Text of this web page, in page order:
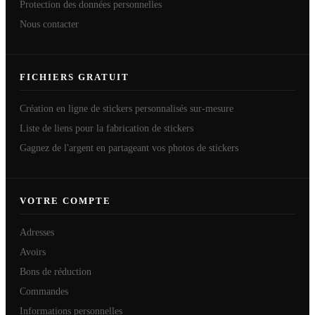
Protection des données personnelles
Nous contacter
FICHIERS GRATUIT
Création en ligne de stickers personnalisés sur-mesure
Liste de liens pour la fabrication de stickers
Gagnez de l'argent en partageant vos photos de stickers
VOTRE COMPTE
Adresses
Avoirs
Bons de réduction
Commandes
Informations personnelles